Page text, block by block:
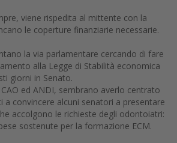
viene rispedita al mittente con la
le coperture finanziarie necessarie.
la via parlamentare cercando di fare
alla Legge di Stabilità economica
giorni in Senato.
ed ANDI, sembrano averlo centrato
a convincere alcuni senatori a presentare
accolgono le richieste degli odontoiatri:
sostenute per la formazione ECM.